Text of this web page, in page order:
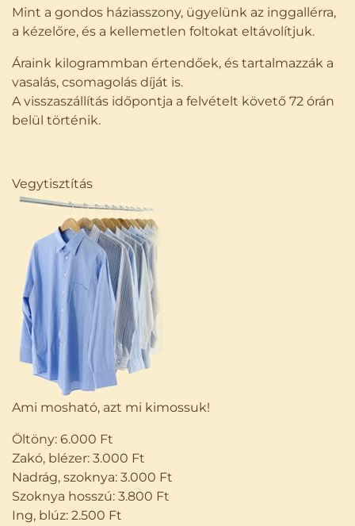
Mint a gondos háziasszony, ügyelünk az inggallérra,
a kézelőre, és a kellemetlen foltokat eltávolítjuk.
Áraink kilogrammban értendőek, és tartalmazzák a
vasalás, csomagolás díját is.
A visszaszállítás időpontja a felvételt követő 72 órán
belül történik.
Vegytisztítás
Ami mosható, azt mi kimossuk!
Öltöny: 6.000 Ft
Zakó, blézer: 3.000 Ft
Nadrág, szoknya: 3.000 Ft
Szoknya hosszú: 3.800 Ft
Ing, blúz: 2.500 Ft